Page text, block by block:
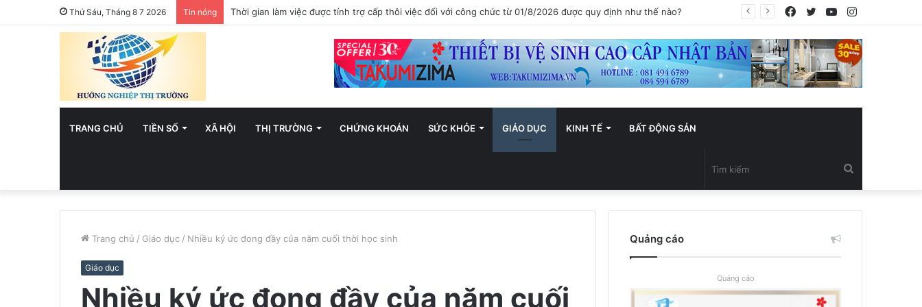
Thứ Sáu, Tháng 8 7 2026 Tin nóng Việt Nam hướng tới trở thành trung tâm văn hóa và sáng tạo hàng đầu khu vực YouTube
Twitter
Facebook
TRANG CHỦ TIỀN SỐ XÃ HỘI THỊ TRƯỜNG CHỨNG KHOÁN SỨC KHỎE GIÁO DỤC KINH TẾ BẤT ĐỘNG SẢN
kiếm
Trang chủ / Giáo dục / Nhiều ký ức đong đầy của năm cuối thời học sinh
Giáo dục
Nhiều ký ức đong đầy của năm cuối
Quảng cáo
Quảng cáo